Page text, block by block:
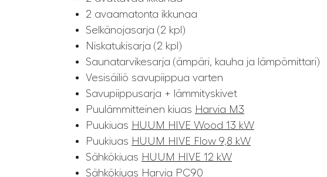
2 avaamatonta ikkunaa
Selkänojasarja (2 kpl)
Niskatukisarja (2 kpl)
Saunatarvikesarja (ämpäri, kauha ja lämpömittari)
Vesisäiliö savupiippua varten
Savupiippusarja + lämmityskivet
Puulämmitteinen kiuas Harvia M3
Puukiuas HUUM HIVE Wood 13 kW
Puukiuas HUUM HIVE Flow 9,8 kW
Sähkökiuas HUUM HIVE 12 kW
Sähkökiuas Harvia PC90